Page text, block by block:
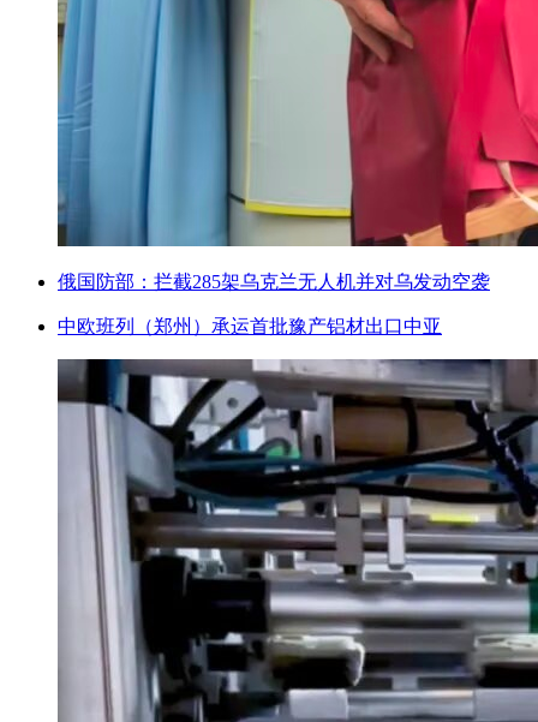
俄国防部：拦截285架乌克兰无人机并对乌发动空袭
中欧班列（郑州）承运首批豫产铝材出口中亚